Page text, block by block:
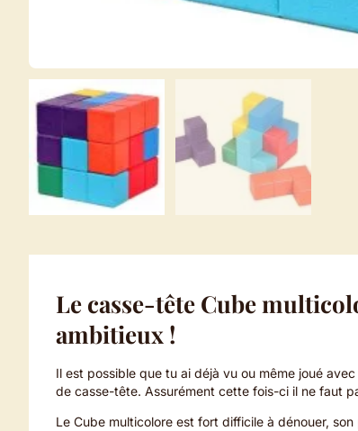
Le casse-tête Cube
ambitieux !
Il est possible que tu ai déjà vu ou même joué
de casse-tête. Assurément cette fois-ci il ne faut
Le Cube multicolore est fort difficile à dénouer,